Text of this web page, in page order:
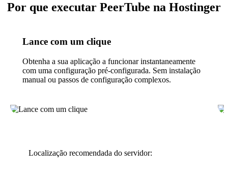
Por que executar PeerTube na Hostinger
Lance com um clique
Obtenha a sua aplicação a funcionar instantaneamente
com uma configuração pré-configurada. Sem instalação
manual ou passos de configuração complexos.
Localização recomendada do servidor: